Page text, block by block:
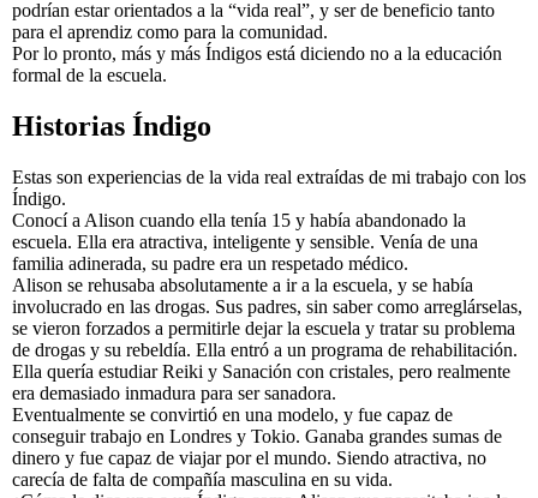
podrían estar orientados a la “vida real”, y ser de beneficio tanto
para el aprendiz como para la comunidad.
Por lo pronto, más y más Índigos está diciendo no a la educación
formal de la escuela.
Historias Índigo
Estas son experiencias de la vida real extraídas de mi trabajo con los
Índigo.
Conocí a Alison cuando ella tenía 15 y había abandonado la
escuela. Ella era atractiva, inteligente y sensible. Venía de una
familia adinerada, su padre era un respetado médico.
Alison se rehusaba absolutamente a ir a la escuela, y se había
involucrado en las drogas. Sus padres, sin saber como arreglárselas,
se vieron forzados a permitirle dejar la escuela y tratar su problema
de drogas y su rebeldía. Ella entró a un programa de rehabilitación.
Ella quería estudiar Reiki y Sanación con cristales, pero realmente
era demasiado inmadura para ser sanadora.
Eventualmente se convirtió en una modelo, y fue capaz de
conseguir trabajo en Londres y Tokio. Ganaba grandes sumas de
dinero y fue capaz de viajar por el mundo. Siendo atractiva, no
carecía de falta de compañía masculina en su vida.